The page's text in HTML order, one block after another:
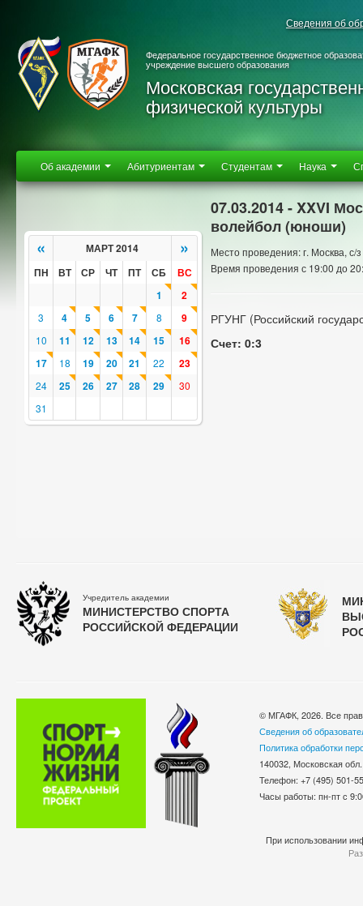
Сведения об
Федеральное государственное бюджетное
учреждение высшего образования
Московская
физической культуры
Об академии Абитуриентам Студентам Наука
« МАРТ 2014 »
ПН ВТ СР ЧТ ПТ СБ
ВС
1
2
3 4 5 6 7 8 9
10 11 12 13 14 15
16
17
18 19 20 21 22 23
24 25 26 27 28 29
30
31
07.03.2014 - XXVI
волейбол (юноши)
Место проведения: г. Москва, с/з
Время проведения с 19:00 до
РГУНГ (Российский
Счет: 0:3
Учредитель академии
МИНИСТЕРСТВО СПОРТА
РОССИЙСКОЙ ФЕДЕРАЦИИ
© МГАФК, 2026. Все
Сведения об
Политика обработки
140032, Московская
Телефон: +7 (495)
Часы работы: пн-пт с
При использовании